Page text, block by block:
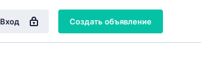
Вход Создать объявление